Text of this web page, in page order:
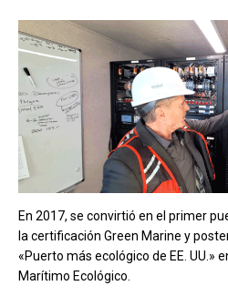
En 2017, se convirtió en el primer
la certificación Green Marine y
«Puerto más ecológico de EE. UU.»
Marítimo Ecológico.